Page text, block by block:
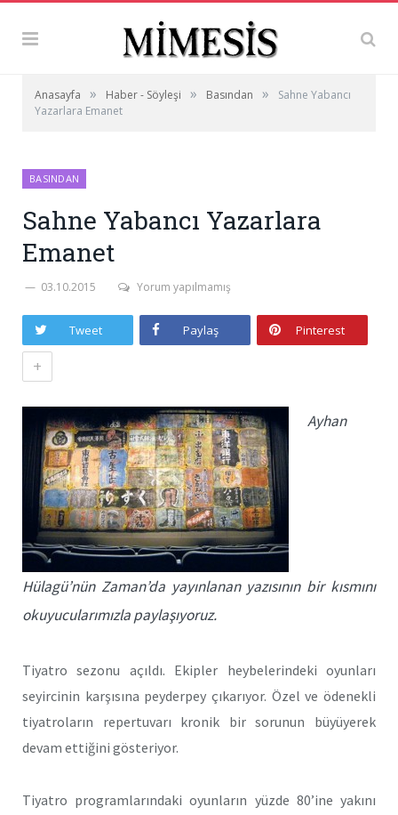
Anasayfa » Haber - Söyleşi » Basından »
Sahne Yabancı
Yazarlara Emanet
BASINDAN
Sahne Yabancı Yazarlara
Emanet
03.10.2015 Yorum yapılmamış
Tweet Paylaş Pinterest
+
Ayhan
Hülagü’nün Zaman’da yayınlanan yazısının bir kısmını
okuyucularımızla paylaşıyoruz.
Tiyatro sezonu açıldı. Ekipler heybelerindeki oyunları
seyircinin karşısına peyderpey çıkarıyor. Özel ve ödenekli
tiyatroların repertuvarı kronik bir sorunun büyüyerek
devam ettiğini gösteriyor.
Tiyatro programlarındaki oyunların yüzde 80’ine yakını